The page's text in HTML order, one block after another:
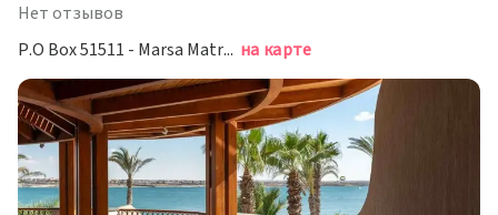
Нет отзывов
P.O Box 51511 - Marsa Matrouh, Мерса-Матрух на карте